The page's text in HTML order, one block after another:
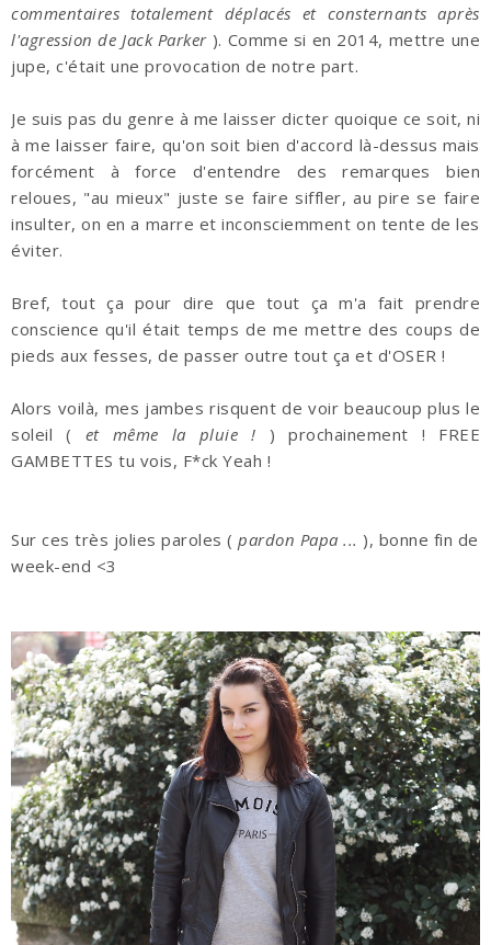
commentaires totalement déplacés et consternants après
l'agression de Jack Parker). Comme si en 2014, mettre une
jupe, c'était une provocation de notre part.
Je suis pas du genre à me laisser dicter quoique ce soit, ni
à me laisser faire, qu'on soit bien d'accord là-dessus mais
forcément à force d'entendre des remarques bien
reloues, "au mieux" juste se faire siffler, au pire se faire
insulter, on en a marre et inconsciemment on tente de les
éviter.
Bref, tout ça pour dire que tout ça m'a fait prendre
conscience qu'il était temps de me mettre des coups de
pieds aux fesses, de passer outre tout ça et d'OSER !
Alors voilà, mes jambes risquent de voir beaucoup plus le
soleil ( et même la pluie ! ) prochainement ! FREE
GAMBETTES tu vois, F*ck Yeah !
Sur ces très jolies paroles ( pardon Papa ... ), bonne fin de
week-end <3